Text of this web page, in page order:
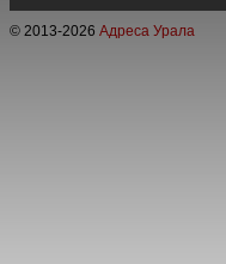
© 2013-2026 Адреса Урала